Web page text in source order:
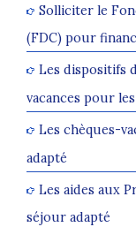
Solliciter le
(FDC) pour
Les dispositifs
vacances pour
Les chèques-
adapté
Les aides aux
séjour adapté